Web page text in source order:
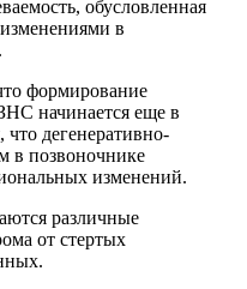
обусловленная
в
формирование
начинается еще в
что дегенеративно-
в позвоночнике
изменений.
различные
от стертых